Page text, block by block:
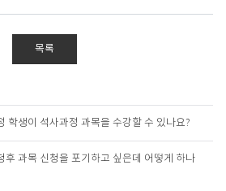
목록
학생이 석사과정 과목을 수강할 수 있나요?
후 과목 신청을 포기하고 싶은데 어떻게 하나